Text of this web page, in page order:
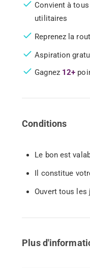
Convient à
utilitaires
Reprenez la
Aspiration
Gagnez 12+
Conditions
Le bon est
Il constitue
Ouvert tous les
Plus